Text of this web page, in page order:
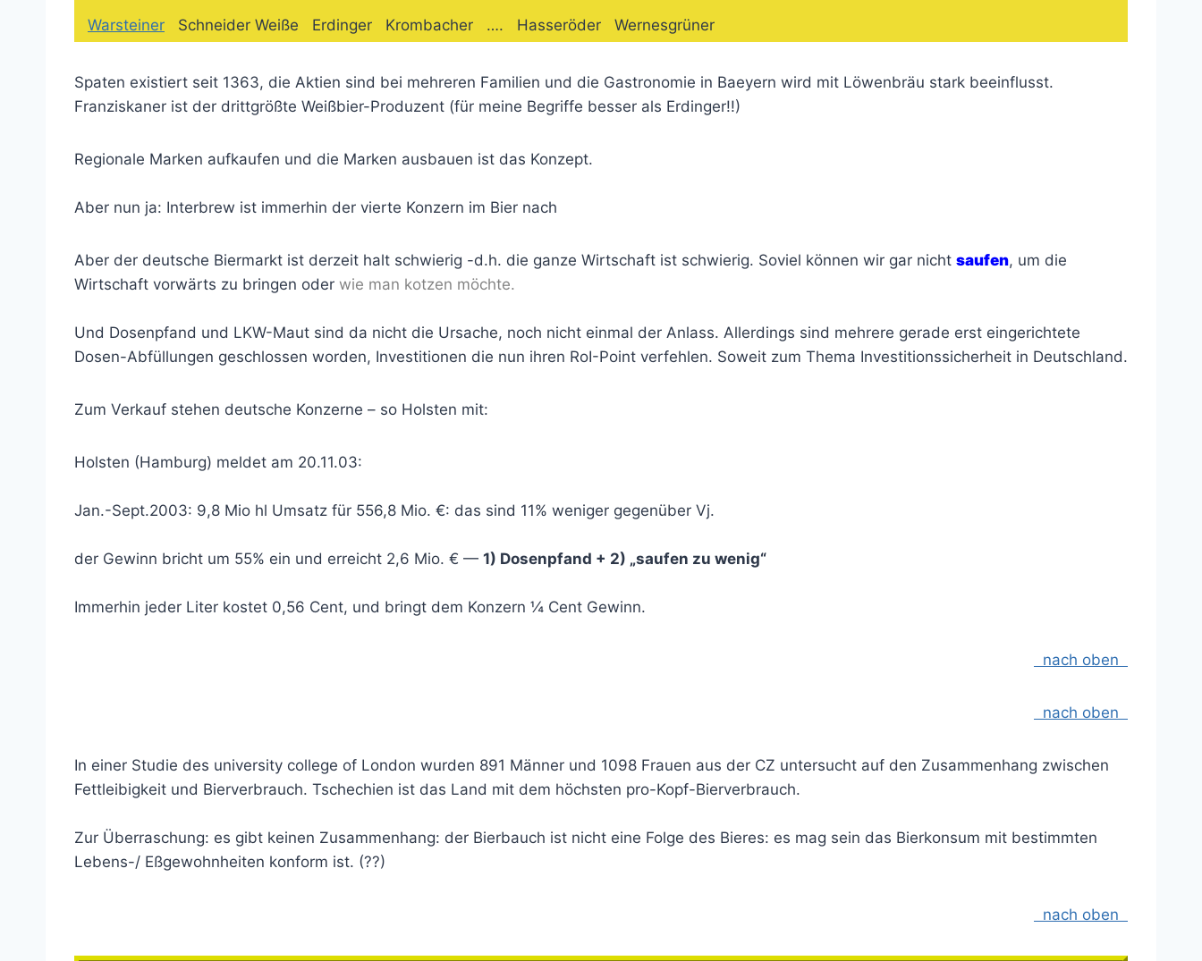
Warsteiner Schneider Weiße Erdinger Krombacher …. Hasseröder Wernesgrüner
Spaten existiert seit 1363, die Aktien sind bei mehreren Familien und die Gastronomie in Baeyern wird mit Löwenbräu stark beeinflusst.
Franziskaner ist der drittgrößte Weißbier-Produzent (für meine Begriffe besser als Erdinger!!)
Regionale Marken aufkaufen und die Marken ausbauen ist das Konzept.
Aber nun ja: Interbrew ist immerhin der vierte Konzern im Bier nach
Aber der deutsche Biermarkt ist derzeit halt schwierig -d.h. die ganze Wirtschaft ist schwierig. Soviel können wir gar nicht saufen, um die
Wirtschaft vorwärts zu bringen oder wie man kotzen möchte.
Und Dosenpfand und LKW-Maut sind da nicht die Ursache, noch nicht einmal der Anlass. Allerdings sind mehrere gerade erst eingerichtete
Dosen-Abfüllungen geschlossen worden, Investitionen die nun ihren RoI-Point verfehlen. Soweit zum Thema Investitionssicherheit in Deutschland.
Zum Verkauf stehen deutsche Konzerne – so Holsten mit:
Holsten (Hamburg) meldet am 20.11.03:
Jan.-Sept.2003: 9,8 Mio hl Umsatz für 556,8 Mio. €: das sind 11% weniger gegenüber Vj.
der Gewinn bricht um 55% ein und erreicht 2,6 Mio. € — 1) Dosenpfand + 2) „saufen zu wenig“
Immerhin jeder Liter kostet 0,56 Cent, und bringt dem Konzern ¼ Cent Gewinn.
nach oben
nach oben
In einer Studie des university college of London wurden 891 Männer und 1098 Frauen aus der CZ untersucht auf den Zusammenhang zwischen
Fettleibigkeit und Bierverbrauch. Tschechien ist das Land mit dem höchsten pro-Kopf-Bierverbrauch.
Zur Überraschung: es gibt keinen Zusammenhang: der Bierbauch ist nicht eine Folge des Bieres: es mag sein das Bierkonsum mit bestimmten
Lebens-/ Eßgewohnheiten konform ist. (??)
nach oben